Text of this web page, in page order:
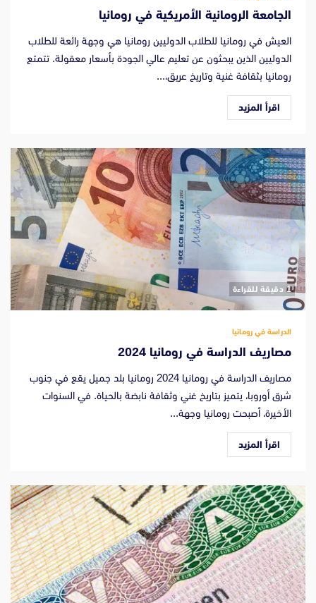
الجامعة الرومانية الأمريكية في رومانيا
العيش في رومانيا للطلاب الدوليين رومانيا هي وجهة رائعة للطلاب
الدوليين الذين يبحثون عن تعليم عالي الجودة بأسعار معقولة. تتمتع
رومانيا بثقافة غنية وتاريخ عريق،...
اقرأ المزيد
‫1 دقيقة للقراءة
الدراسة في رومانيا
مصاريف الدراسة في رومانيا 2024
مصاريف الدراسة في رومانيا 2024 رومانيا بلد جميل يقع في جنوب
شرق أوروبا، يتميز بتاريخ غني وثقافة نابضة بالحياة. في السنوات
الأخيرة، أصبحت رومانيا وجهة...
اقرأ المزيد